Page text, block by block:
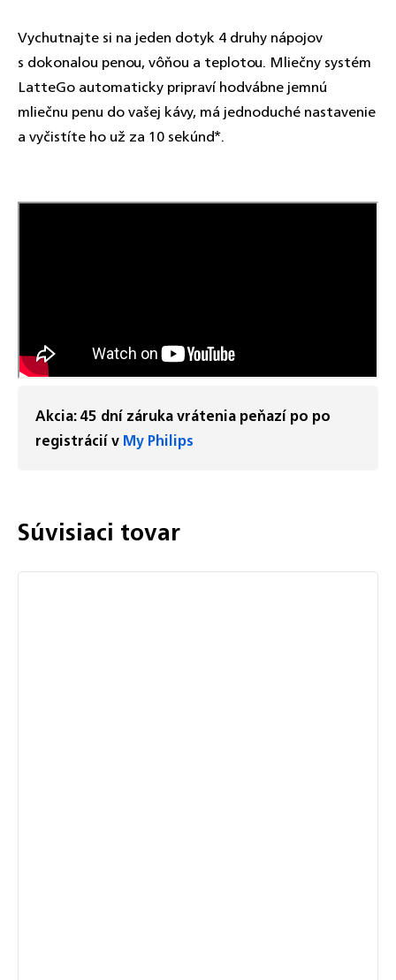
Vychutnajte si na jeden dotyk 4 druhy nápojov
s dokonalou penou, vôňou a teplotou. Mliečny systém
LatteGo automaticky pripraví hodvábne jemnú
mliečnu penu do vašej kávy, má jednoduché nastavenie
a vyčistíte ho už za 10 sekúnd*.
Akcia: 45 dní záruka vrátenia peňazí po po
registrácií vMy Philips
Súvisiaci tovar